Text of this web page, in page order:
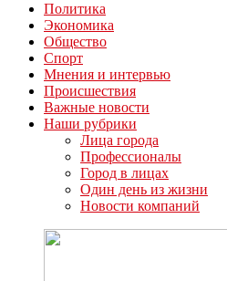
Политика
Экономика
Общество
Спорт
Мнения и интервью
Происшествия
Важные новости
Наши рубрики
Лица города
Профессионалы
Город в лицах
Один день из жизни
Новости компаний